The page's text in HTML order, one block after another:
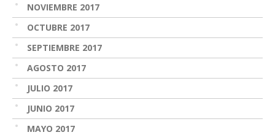
NOVIEMBRE 2017
OCTUBRE 2017
SEPTIEMBRE 2017
AGOSTO 2017
JULIO 2017
JUNIO 2017
MAYO 2017